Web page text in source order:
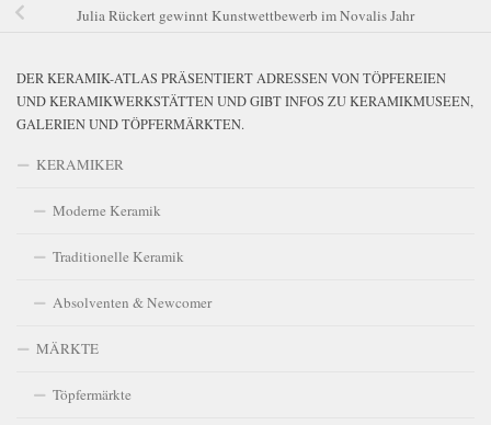
Julia Rückert gewinnt Kunstwettbewerb im Novalis Jahr
DER KERAMIK-ATLAS PRÄSENTIERT ADRESSEN VON TÖPFEREIEN
UND KERAMIKWERKSTÄTTEN UND GIBT INFOS ZU KERAMIKMUSEEN,
GALERIEN UND TÖPFERMÄRKTEN.
KERAMIKER
Moderne Keramik
Traditionelle Keramik
Absolventen & Newcomer
MÄRKTE
Töpfermärkte